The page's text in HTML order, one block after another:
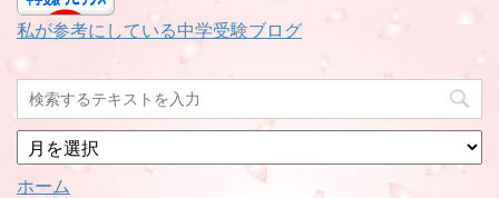
私が参考にしている中学受験ブログ
月
別
ホーム